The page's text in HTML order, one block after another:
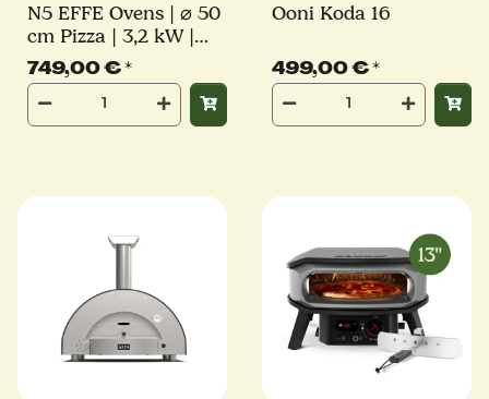
N5 EFFE Ovens | ⌀ 50
cm Pizza | 3,2 kW |
inkl. original Effeuno-
Stein | Elektro
Pizzaofen
749,00 €*
Ooni Koda 16
499,00 €*